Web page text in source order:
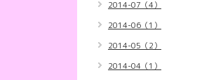
2014-07（4）
2014-06（1）
2014-05（2）
2014-04（1）